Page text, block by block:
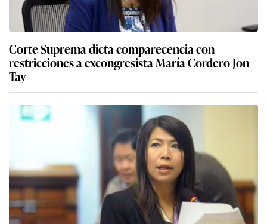
Corte Suprema dicta comparecencia con
restricciones a excongresista María Cordero Jon
Tay